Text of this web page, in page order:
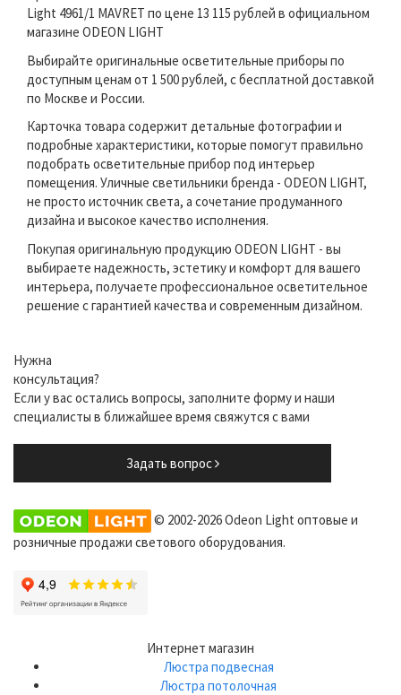
Light 4961/1 MAVRET по цене 13 115 рублей в официальном
магазине ODEON LIGHT
Выбирайте оригинальные осветительные приборы по
доступным ценам от 1 500 рублей, с бесплатной доставкой
по Москве и России.
Карточка товара содержит детальные фотографии и
подробные характеристики, которые помогут правильно
подобрать осветительные прибор под интерьер
помещения. Уличные светильники бренда - ODEON LIGHT,
не просто источник света, а сочетание продуманного
дизайна и высокое качество исполнения.
Покупая оригинальную продукцию ODEON LIGHT - вы
выбираете надежность, эстетику и комфорт для вашего
интерьера, получаете профессиональное осветительное
решение с гарантией качества и современным дизайном.
Нужна
консультация?
Если у вас остались вопросы, заполните форму и наши
специалисты в ближайшее время свяжутся с вами
Задать вопрос
© 2002-2026 Odeon Light оптовые и
розничные продажи светового оборудования.
Интернет магазин
Люстра подвесная
Люстра потолочная